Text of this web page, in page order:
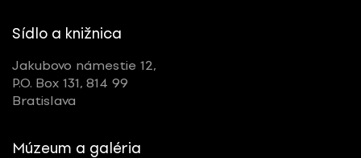
Sídlo a knižnica
Jakubovo námestie 12,
P.O. Box 131, 814 99
Bratislava
Múzeum a galéria